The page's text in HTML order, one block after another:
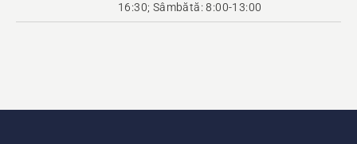
16:30; Sâmbătă: 8:00-13:00